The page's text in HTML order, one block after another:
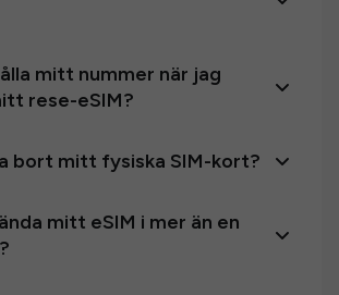
mitt nummer när jag
rese-eSIM?
bort mitt fysiska SIM-kort?
mitt eSIM i mer än en